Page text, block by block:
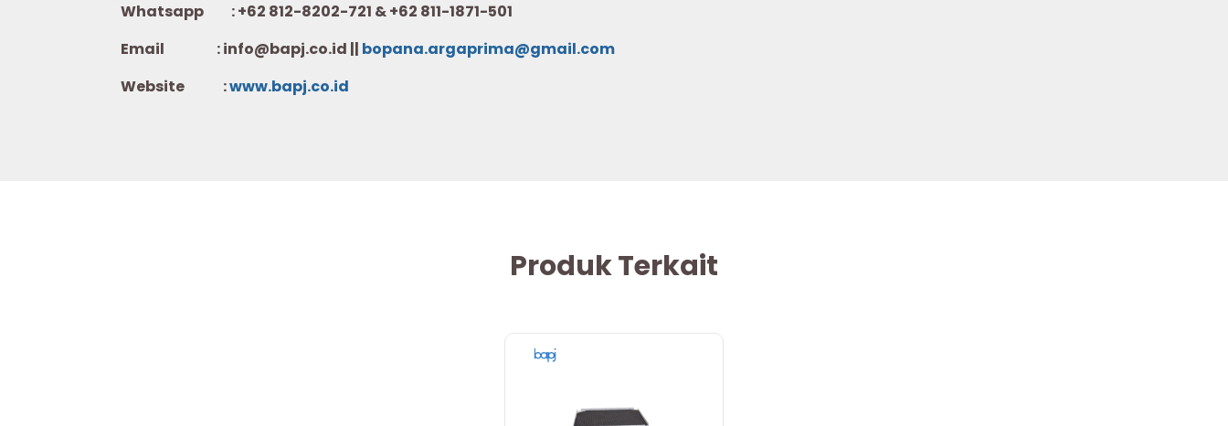
Whatsapp :+62 812-8202-721 & +62 811-1871-501
Email : info@bapj.co.id || bopana.argaprima@gmail.com
Website :www.bapj.co.id
Produk Terkait